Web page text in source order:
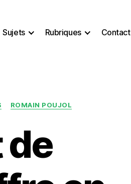
Sujets Rubriques Contact
ROMAIN POUJOL
de